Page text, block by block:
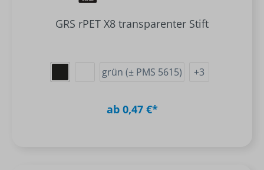
GRS rPET X8 transparenter Stift
grün (± PMS 5615) +3
ab 0,47 €*